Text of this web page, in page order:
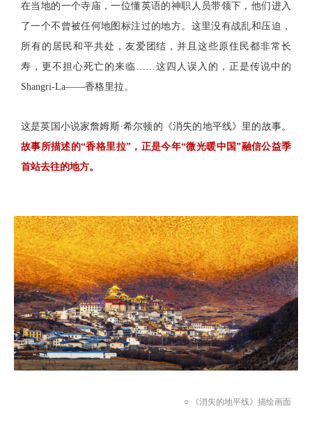
在当地的一个寺庙，一位懂英语的神职人员带领下，他们进入
了一个不曾被任何地图标注过的地方。这里没有战乱和压迫，
所有的居民和平共处，友爱团结，并且这些原住民都非常长
寿，更不担心死亡的来临……这四人误入的，正是传说中的
Shangri-La——香格里拉。
这是英国小说家詹姆斯·希尔顿的《消失的地平线》里的故事。
故事所描述的“香格里拉”，正是今年“微光暖中国”融信公益季
首站去往的地方。
○ 《消失的地平线》描绘画面